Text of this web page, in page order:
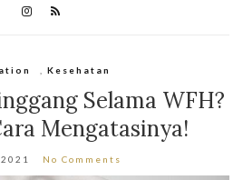
Kesehatan
Selama WFH?
Mengatasinya!
No Comments